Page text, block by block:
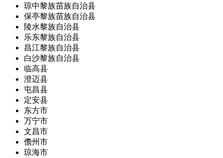
琼中黎族苗族自治县
保亭黎族苗族自治县
陵水黎族自治县
乐东黎族自治县
昌江黎族自治县
白沙黎族自治县
临高县
澄迈县
屯昌县
定安县
东方市
万宁市
文昌市
儋州市
琼海市